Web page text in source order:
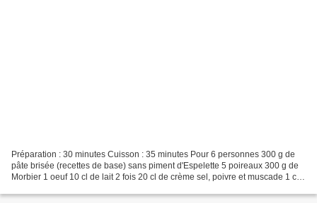
Préparation : 30 minutes Cuisson : 35 minutes Pour 6 personnes 300 g de
pâte brisée (recettes de base) sans piment d'Espelette 5 poireaux 300 g de
Morbier 1 oeuf 10 cl de lait 2 fois 20 cl de crème sel, poivre et muscade 1 cas